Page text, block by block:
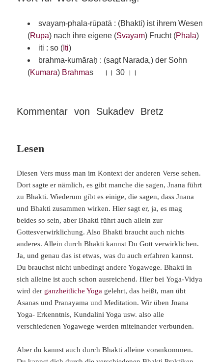
svayaṃ-phala-rūpatā : (Bhakti) ist ihrem Wesen
(Rupa) nach ihre eigene (Svayam) Frucht (Phala)
iti : so (Iti)
brahma-kumāraḥ : (sagt Narada,) der Sohn
(Kumara) Brahmas ।। 30 ।।
Kommentar von Sukadev Bretz
Lesen
Diesen Vers muss man im Kontext der anderen Verse sehen.
Dort sagte er nämlich, es gibt manche die sagen, Jnana führt
zu Bhakti. Wiederum gibt es einige, die sagen, dass Jnana
und Bhakti zusammen wirken. Hier sagt er, ja, es mag
beides so sein, aber Bhakti führt auch allein zur
Gottesverwirklichung. Also Bhakti braucht auch nichts
anderes. Allein durch Bhakti kannst Du Gott verwirklichen.
Ja, und genau das ist etwas, was du auch erfahren kannst.
Du brauchst nicht unbedingt andere Yogawege. Bhakti in
sich alleine ist auch schon ausreichend. Hier bei Yoga-Vidya
wird der ganzheitliche Yoga gelehrt, das heißt, man übt
Asanas und Pranayama und Meditation. Wir üben Jnana
Yoga- Erkenntnis, Kundalini Yoga usw. also alle
verschiedenen Yogawege werden miteinander verbunden.
Aber du kannst auch durch Bhakti alleine vorankommen.